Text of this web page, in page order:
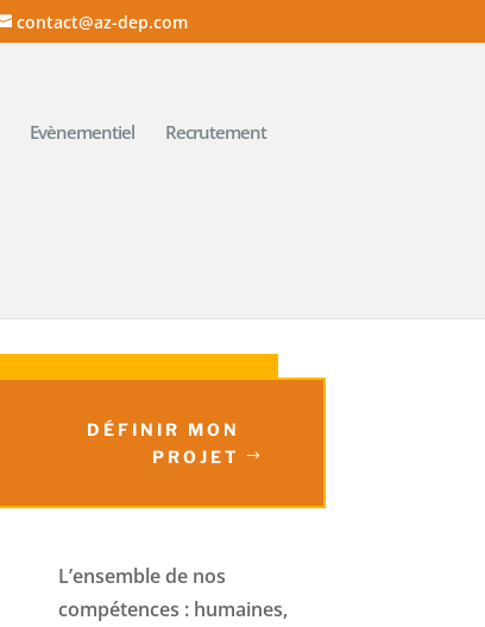
contact@az-dep.com
Evènementiel Recrutement
DÉFINIR MON
PROJET
L’ensemble de nos
compétences : humaines,